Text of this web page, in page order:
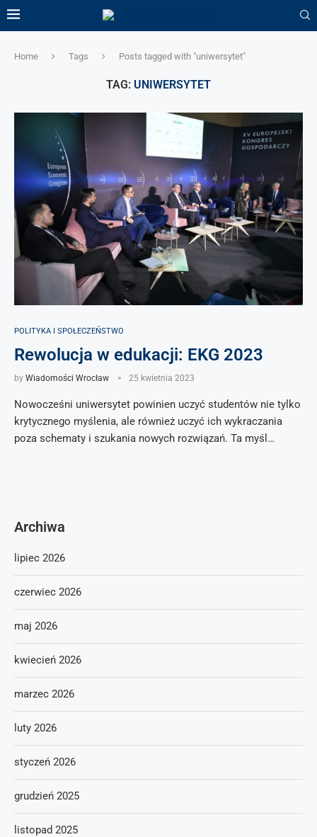
Home Tags Posts tagged with "uniwersytet"
TAG: UNIWERSYTET
POLITYKA I SPOŁECZEŃSTWO
Rewolucja w edukacji: EKG 2023
by Wiadomości Wrocław 25 kwietnia 2023
Nowocześni uniwersytet powinien uczyć studentów nie tylko
krytycznego myślenia, ale również uczyć ich wykraczania
poza schematy i szukania nowych rozwiązań. Ta myśl…
Archiwa
lipiec 2026
czerwiec 2026
maj 2026
kwiecień 2026
marzec 2026
luty 2026
styczeń 2026
grudzień 2025
listopad 2025